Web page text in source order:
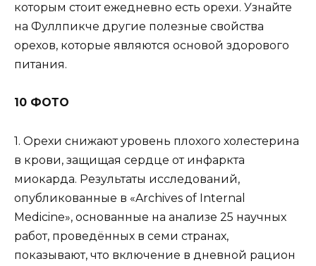
которым стоит ежедневно есть орехи. Узнайте
на Фуллпикче другие полезные свойства
орехов, которые являются основой здорового
питания.
10 ФОТО
1. Орехи снижают уровень плохого холестерина
в крови, защищая сердце от инфаркта
миокарда. Результаты исследований,
опубликованные в «Archives of Internal
Medicine», основанные на анализе 25 научных
работ, проведённых в семи странах,
показывают, что включение в дневной рацион